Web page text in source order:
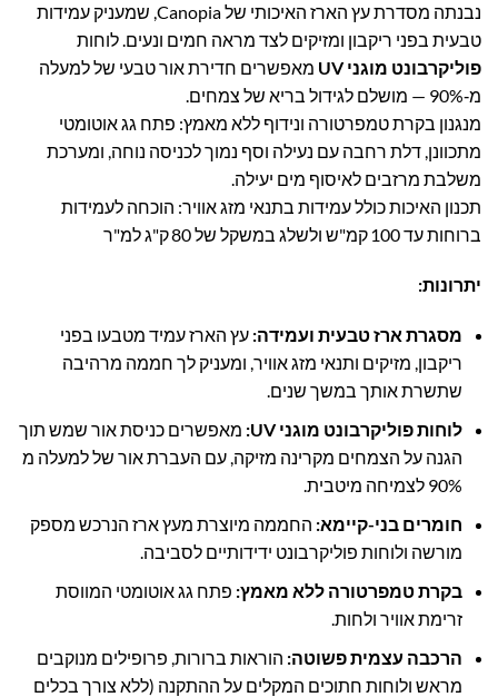
נבנתה מסדרת עץ הארז האיכותי של Canopia, שמעניק עמידות
טבעית בפני ריקבון ומזיקים לצד מראה חמים ונעים.לוחות
פוליקרבונט מוגני UV
מאפשרים חדירת אור טבעי של למעלה
מ‑90% — מושלם לגידול בריא של צמחים.
מנגנון בקרת טמפרטורה ונידוף ללא מאמץ: פתח גג אוטומטי
מתכוונן, דלת רחבה עם נעילה וסף נמוך לכניסה נוחה, ומערכת
משלבת מרזבים לאיסוף מים יעילה.
תכנון האיכות כולל עמידות בתנאי מזג אוויר: הוכחה לעמידות
ברוחות עד 100 קמ"ש ולשלג במשקל של 80 ק"ג למ"ר
יתרונות:
מסגרת ארז טבעית ועמידה: עץ הארז עמיד מטבעו בפני
ריקבון, מזיקים ותנאי מזג אוויר, ומעניק לך חממה מרהיבה
שתשרת אותך במשך שנים.
לוחות פוליקרבונט מוגני UV
: מאפשרים כניסת אור שמש תוך
הגנה על הצמחים מקרינה מזיקה, עם העברת אור של למעלה מ
90% לצמיחה מיטבית.
חומרים בני-קיימא: החממה מיוצרת מעץ ארז הנרכש מספק
מורשה ולוחות פוליקרבונט ידידותיים לסביבה.
בקרת טמפרטורה ללא מאמץ: פתח גג אוטומטי המווסת
זרימת אוויר ולחות.
הרכבה עצמית פשוטה: הוראות ברורות, פרופילים מנוקבים
מראש ולוחות חתוכים המקלים על ההתקנה (ללא צורך בכלים